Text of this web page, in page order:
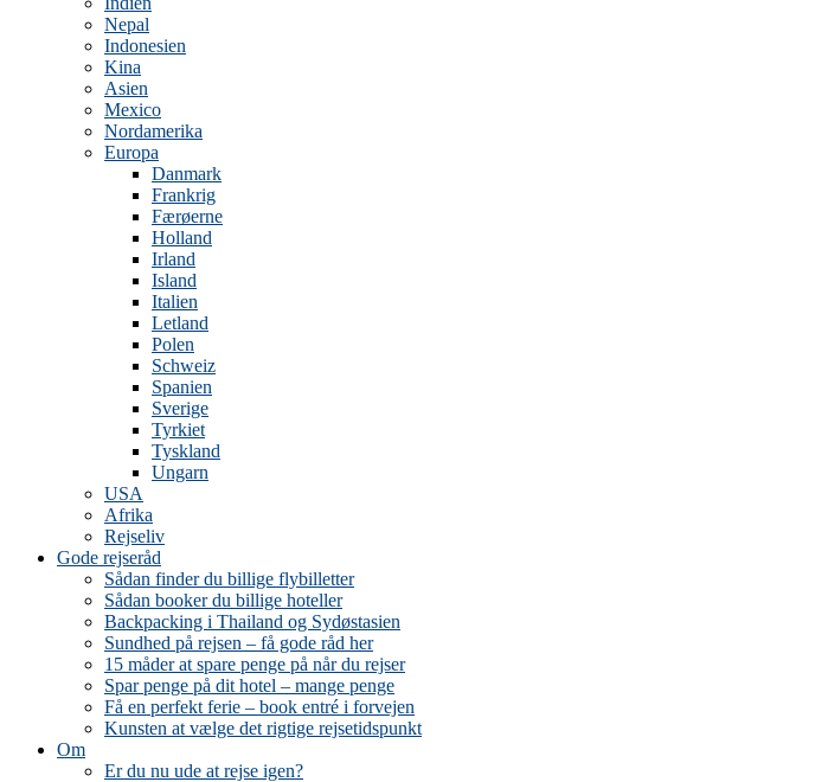
Nepal
Indonesien
Kina
Asien
Mexico
Nordamerika
Europa
Danmark
Frankrig
Færøerne
Holland
Irland
Island
Italien
Letland
Polen
Schweiz
Spanien
Sverige
Tyrkiet
Tyskland
Ungarn
USA
Afrika
Rejseliv
Gode rejseråd
Sådan finder du billige flybilletter
Sådan booker du billige hoteller
Backpacking i Thailand og Sydøstasien
Sundhed på rejsen – få gode råd her
15 måder at spare penge på når du rejser
Spar penge på dit hotel – mange penge
Få en perfekt ferie – book entré i forvejen
Kunsten at vælge det rigtige rejsetidspunkt
Om
Er du nu ude at rejse igen?